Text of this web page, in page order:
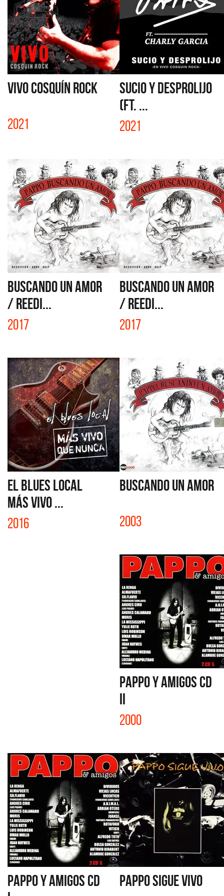
VIVO COSQUÍN ROCK
2021
SUCIO Y DESPROLIJO
(FT. ...
2021
BUSCANDO UN AMOR
/ REEDI...
2017
BUSCANDO UN AMOR
/ REEDI...
2017
EL BLUES LOCAL
MÁS VIVO ...
2016
BUSCANDO UN AMOR
2003
PAPPO y AMIGOS CD
II
2000
PAPPO y AMIGOS CD
PAPPO SIGUE VIVO